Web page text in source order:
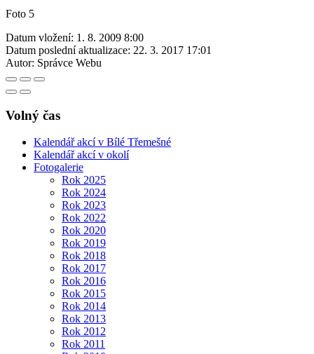
Foto 5
Datum vložení: 1. 8. 2009 8:00
Datum poslední aktualizace: 22. 3. 2017 17:01
Autor: Správce Webu
Volný čas
Kalendář akcí v Bílé Třemešné
Kalendář akcí v okolí
Fotogalerie
Rok 2025
Rok 2024
Rok 2023
Rok 2022
Rok 2020
Rok 2019
Rok 2018
Rok 2017
Rok 2016
Rok 2015
Rok 2014
Rok 2013
Rok 2012
Rok 2011